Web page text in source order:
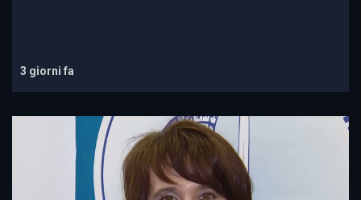
3 giorni fa